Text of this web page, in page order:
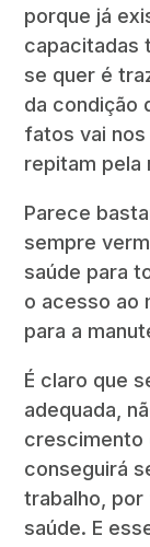
porque já
capacitadas
se quer é
da condição
fatos vai nos
repitam pela
Parece
sempre
saúde para
o acesso ao
para a
É claro que
adequada,
crescimento
conseguirá
trabalho,
saúde. E